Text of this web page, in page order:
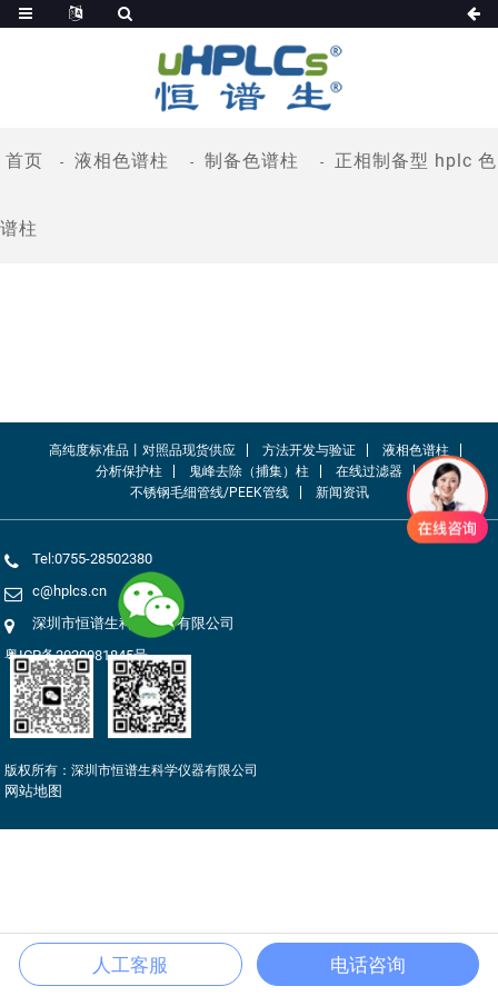
首页 液相色谱柱 制备色谱柱 正相制备型 hplc 色
谱柱
高纯度标准品丨对照品现货供应 方法开发与验证
液相色谱柱
分析保护柱
鬼峰去除（捕集）柱
在线过滤器
不锈钢毛细管线/PEEK管线
新闻资讯
Tel:0755-28502380
c@hplcs.cn
深圳市恒谱生科学仪器有限公司
粤ICP备2020081845号
版权所有：深圳市恒谱生科学仪器有限公司
网站地图
人工客服 电话咨询